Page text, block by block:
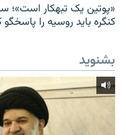
«پوتین یک تبهکار است»؛
کنگره باید روسیه را پاسخگو
بشنوید